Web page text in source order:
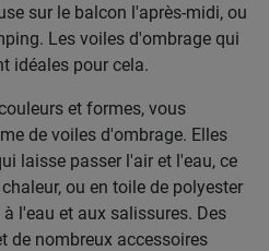
sur le balcon l'après-midi, ou
Les voiles d'ombrage qui
idéales pour cela.
et formes, vous
de voiles d'ombrage. Elles
laisse passer l'air et l'eau, ce
ou en toile de polyester
l'eau et aux salissures. Des
de nombreux accessoires